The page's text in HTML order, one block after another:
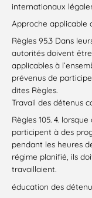
internationaux
Approche applicable
Règles 95.3 Dans
autorités doivent
applicables à
prévenus de
dites Règles.
Travail des détenus
Règles 105. 4.
participent à des
pendant les heures
régime planifié, ils
travaillaient.
éducation des